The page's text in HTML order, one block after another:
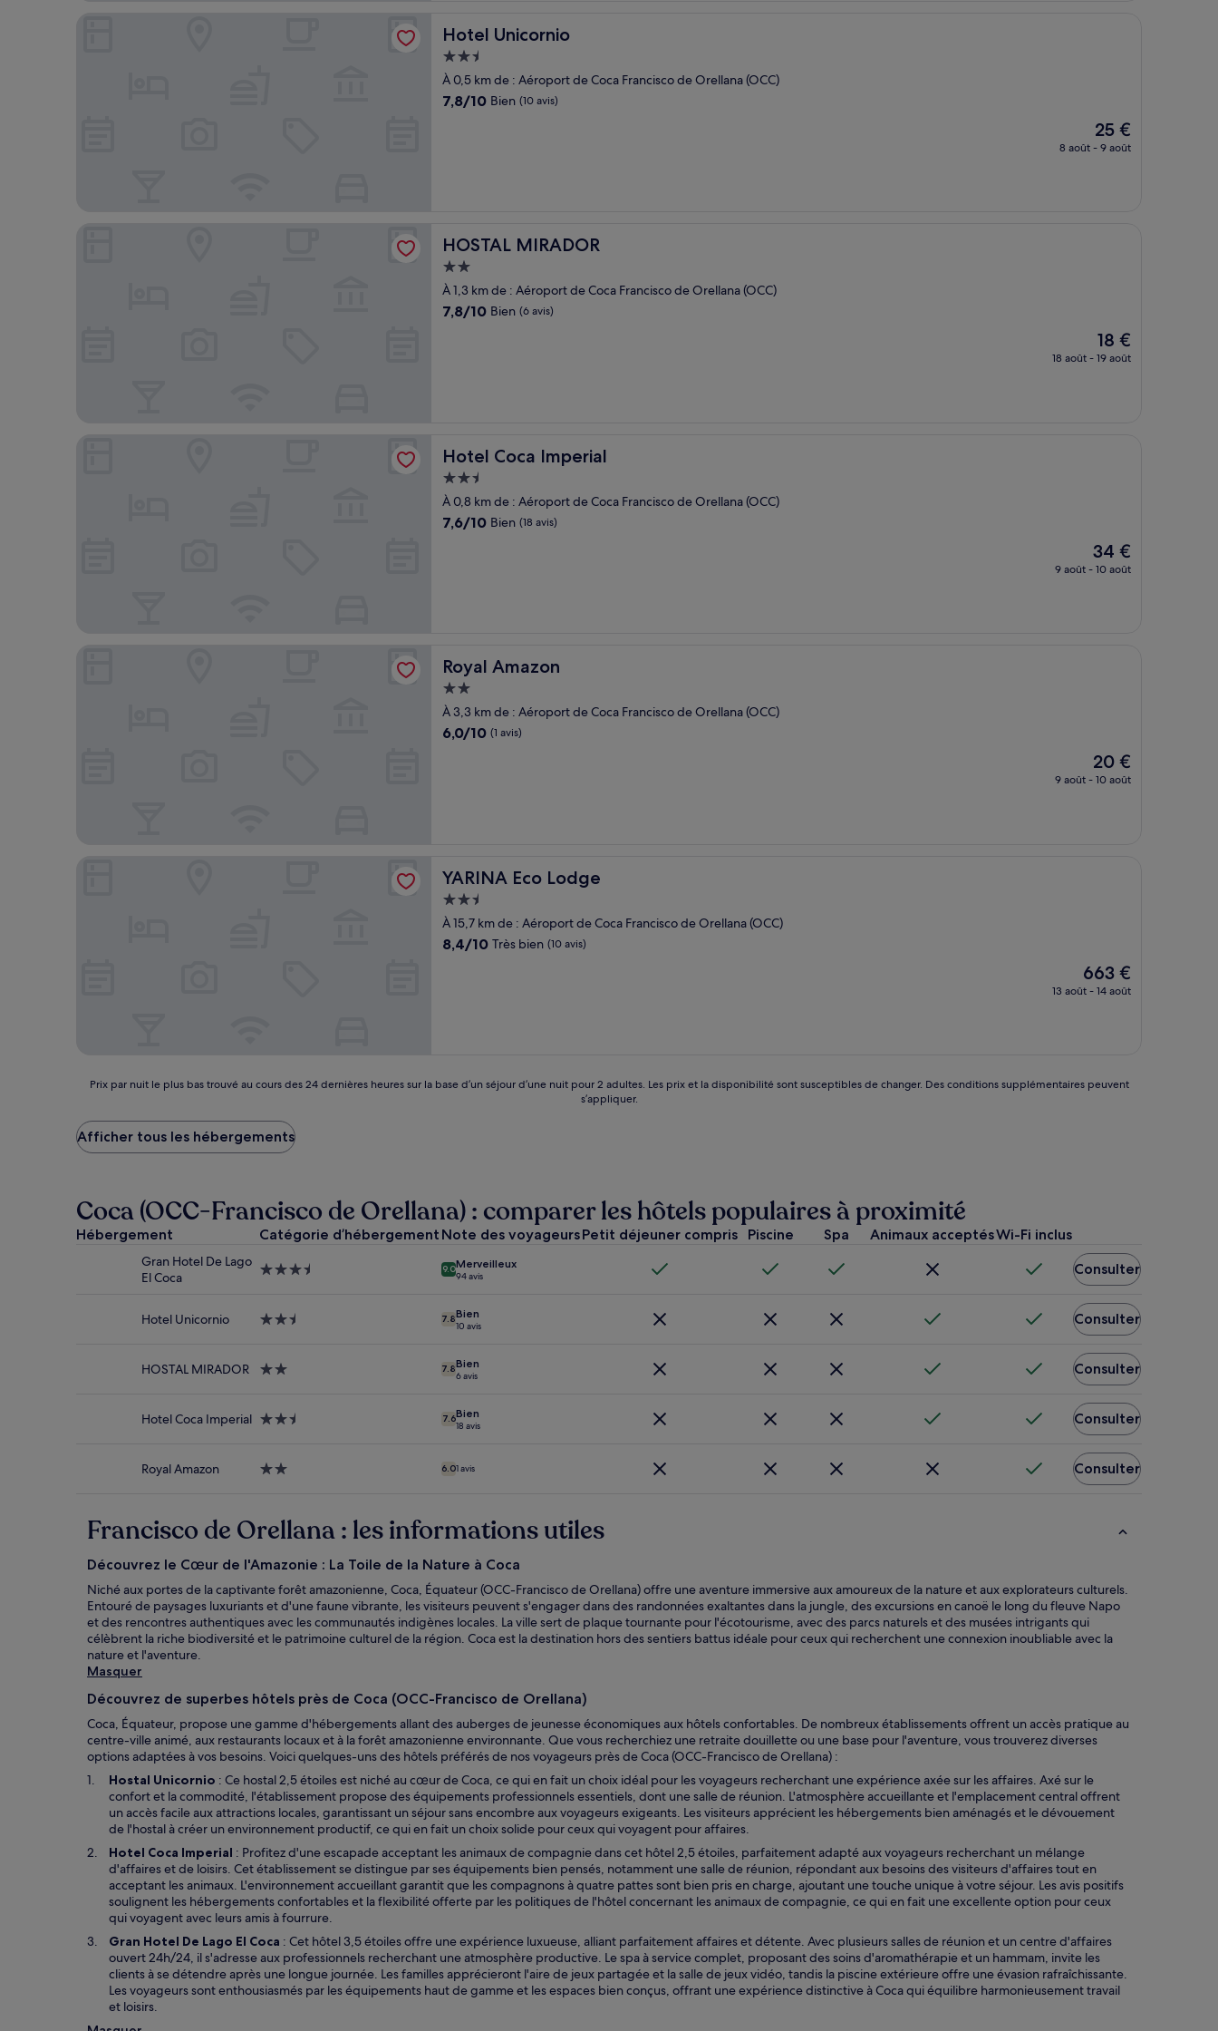
Hotel Unicornio
Hotel Unicornio
Hébergement
2.5 étoiles
À 0,5 km de : Aéroport de Coca Francisco de Orellana (OCC)
7.8
7,8/10 Bien (10 avis)
Le
nouveau
25 €
8 août - 9 août
Hotel Unicornio
HOSTAL MIRADOR
HOSTAL MIRADOR
Hébergement
2.0 étoiles
À 1,3 km de : Aéroport de Coca Francisco de Orellana (OCC)
7.8
7,8/10 Bien (6 avis)
Le
nouveau
18 €
18 août - 19 août
Hotel Coca Imperial
Hotel Coca Imperial
Hébergement
2.5 étoiles
À 0,8 km de : Aéroport de Coca Francisco de Orellana (OCC)
7.6
7,6/10 Bien (18 avis)
Le
nouveau
34 €
9 août - 10 août
Hotel Coca Imperial
Royal Amazon
Royal Amazon
Hébergement
2.0 étoiles
À 3,3 km de : Aéroport de Coca Francisco de Orellana (OCC)
6.0
6,0/10 (1 avis)
Le
nouveau
20 €
9 août - 10 août
YARINA Eco Lodge
YARINA Eco Lodge
Hébergement
2.5 étoiles
À 15,7 km de : Aéroport de Coca Francisco de Orellana (OCC)
8.4
8,4/10 Très bien (10 avis)
Le
nouveau
663 €
13 août - 14 août
YARINA Eco Lodge
Prix
nuit
le
plus
au
cours
des
24 dernières
susceptibles
de
changer.
Des
conditions
supplémentaires
peuvent
s’appliquer.
Prix par nuit le plus bas trouvé au cours des 24 dernières heures sur la base d’un séjour d’une nuit pour 2 adultes. Les prix et la disponibilité sont susceptibles de changer. Des conditions supplémentaires peuvent
s’appliquer.
Afficher tous les hébergements
Coca (OCC-Francisco de Orellana) : comparer les hôtels populaires à proximité
Hébergement Catégorie d’hébergement Note des voyageursPetit déjeuner compris Piscine Spa Animaux acceptésWi-Fi inclus
Gran Hotel De Lago
El Coca
Hébergement
9.0Merveilleux
94 avis Consulter
Hotel Unicornio
Hébergement
7.8Bien
10 avis Consulter
HOSTAL MIRADOR
Hébergement
7.8Bien
6 avis Consulter
Hotel Coca Imperial Hébergement
7.6Bien
18 avis Consulter
Royal Amazon
Hébergement
6.01 avis Consulter
Francisco de Orellana : les informations utiles
Découvrez le Cœur de l'Amazonie : La Toile de la Nature à Coca
Niché aux portes de la captivante forêt amazonienne, Coca, Équateur (OCC-Francisco de Orellana) offre une aventure immersive aux amoureux de la nature et aux explorateurs culturels.
Entouré de paysages luxuriants et d'une faune vibrante, les visiteurs peuvent s'engager dans des randonnées exaltantes dans la jungle, des excursions en canoë le long du fleuve Napo
et des rencontres authentiques avec les communautés indigènes locales. La ville sert de plaque tournante pour l'écotourisme, avec des parcs naturels et des musées intrigants qui
célèbrent la riche biodiversité et le patrimoine culturel de la région. Coca est la destination hors des sentiers battus idéale pour ceux qui recherchent une connexion inoubliable avec la
nature et l'aventure.
Masquer
Découvrez de superbes hôtels près de Coca (OCC-Francisco de Orellana)
Coca, Équateur, propose une gamme d'hébergements allant des auberges de jeunesse économiques aux hôtels confortables. De nombreux établissements offrent un accès pratique au
centre-ville animé, aux restaurants locaux et à la forêt amazonienne environnante. Que vous recherchiez une retraite douillette ou une base pour l'aventure, vous trouverez diverses
options adaptées à vos besoins. Voici quelques-uns des hôtels préférés de nos voyageurs près de Coca (OCC-Francisco de Orellana) :
Hostal Unicornio : Ce hostal 2,5 étoiles est niché au cœur de Coca, ce qui en fait un choix idéal pour les voyageurs recherchant une expérience axée sur les affaires. Axé sur le
confort et la commodité, l'établissement propose des équipements professionnels essentiels, dont une salle de réunion. L'atmosphère accueillante et l'emplacement central offrent
un accès facile aux attractions locales, garantissant un séjour sans encombre aux voyageurs exigeants. Les visiteurs apprécient les hébergements bien aménagés et le dévouement
de l'hostal à créer un environnement productif, ce qui en fait un choix solide pour ceux qui voyagent pour affaires.
Hotel Coca Imperial : Profitez d'une escapade acceptant les animaux de compagnie dans cet hôtel 2,5 étoiles, parfaitement adapté aux voyageurs recherchant un mélange
d'affaires et de loisirs. Cet établissement se distingue par ses équipements bien pensés, notamment une salle de réunion, répondant aux besoins des visiteurs d'affaires tout en
acceptant les animaux. L'environnement accueillant garantit que les compagnons à quatre pattes sont bien pris en charge, ajoutant une touche unique à votre séjour. Les avis positifs
soulignent les hébergements confortables et la flexibilité offerte par les politiques de l'hôtel concernant les animaux de compagnie, ce qui en fait une excellente option pour ceux
qui voyagent avec leurs amis à fourrure.
Gran Hotel De Lago El Coca : Cet hôtel 3,5 étoiles offre une expérience luxueuse, alliant parfaitement affaires et détente. Avec plusieurs salles de réunion et un centre d'affaires
ouvert 24h/24, il s'adresse aux professionnels recherchant une atmosphère productive. Le spa à service complet, proposant des soins d'aromathérapie et un hammam, invite les
clients à se détendre après une longue journée. Les familles apprécieront l'aire de jeux partagée et la salle de jeux vidéo, tandis la piscine extérieure offre une évasion rafraîchissante.
Les voyageurs sont enthousiasmés par les équipements haut de gamme et les espaces bien conçus, offrant une expérience distinctive à Coca qui équilibre harmonieusement travail
et loisirs.